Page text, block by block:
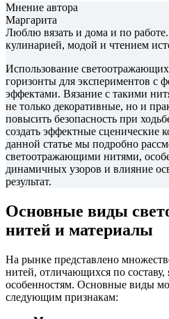
Мнение автора
Маргарита
Люблю вязать и дома и по
кулинарией, модой и чтением
Использование
горизонты для экспериментов с
эффектами. Вязание с такими
не только декоративные, но и
повысить безопасность при
создать эффектные сценические
данной статье мы подробно
светоотражающими нитями,
динамичных узоров и влияние
результат.
Основные виды
нитей и материалы
На рынке представлено
нитей, отличающихся по составу,
особенностям. Основные виды
следующим признакам: